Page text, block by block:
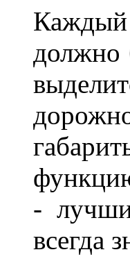
должно
-
всегда